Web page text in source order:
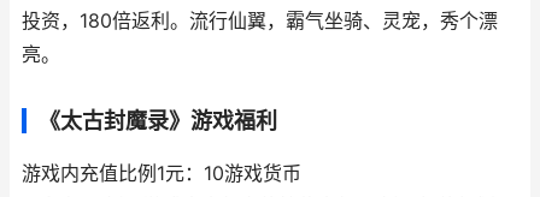
投资，180倍返利。流行仙翼，霸气坐骑、灵宠，秀个漂
亮。
《太古封魔录》游戏福利
游戏内充值比例1元：10游戏货币